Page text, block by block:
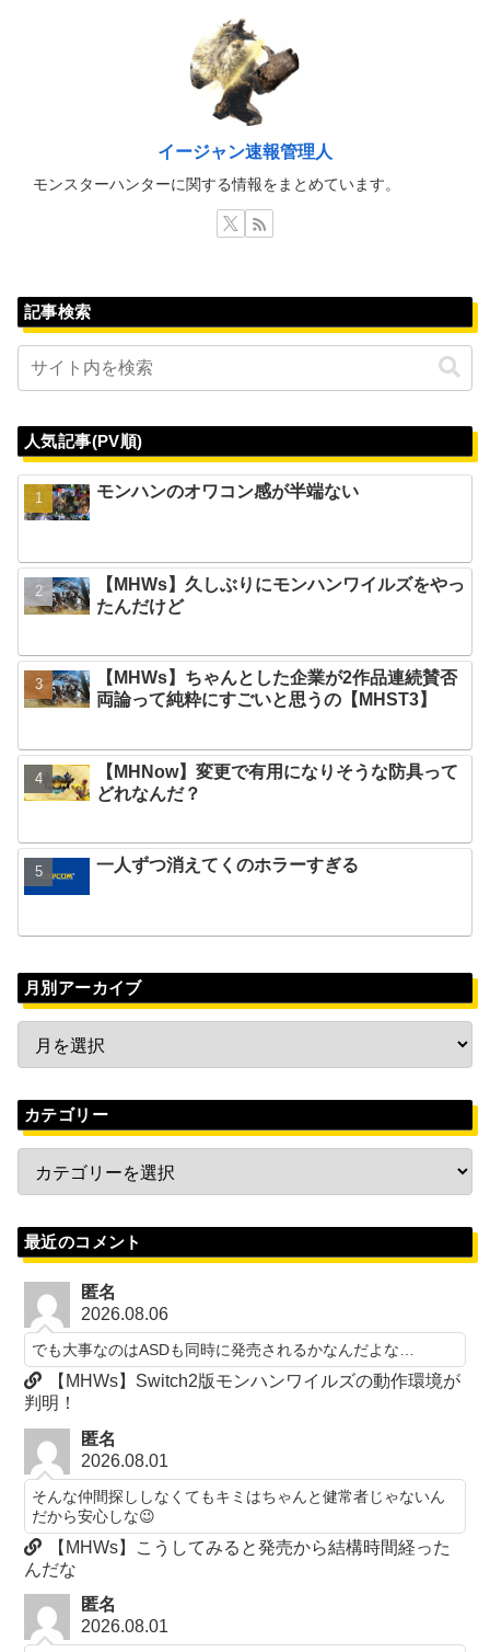
イージャン速報管理人
モンスターハンターに関する情報をまとめています。
記事検索
人気記事(PV順)
モンハンのオワコン感が半端ない
【MHWs】久しぶりにモンハンワイルズをやっ
たんだけど
【MHWs】ちゃんとした企業が2作品連続賛否
両論って純粋にすごいと思うの【MHST3】
【MHNow】変更で有用になりそうな防具って
どれなんだ？
一人ずつ消えてくのホラーすぎる
月別アーカイブ
カテゴリー
最近のコメント
匿名
2026.08.06
でも大事なのはASDも同時に発売されるかなんだよな…
【MHWs】Switch2版モンハンワイルズの動作環境が
判明！
匿名
2026.08.01
そんな仲間探ししなくてもキミはちゃんと健常者じゃないん
だから安心しな😉
【MHWs】こうしてみると発売から結構時間経った
んだな
匿名
2026.08.01